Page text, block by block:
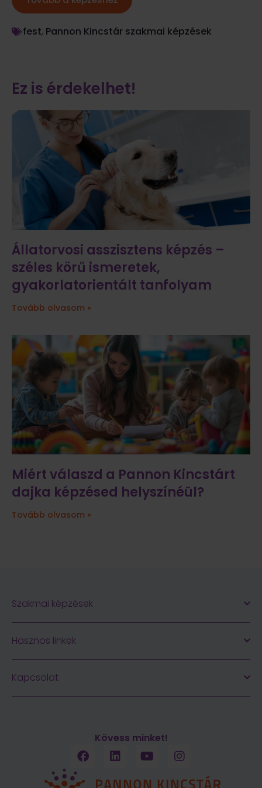
fest, Pannon Kincstár szakmai képzések
Ez is érdekelhet!
Állatorvosi asszisztens képzés –
széles körű ismeretek,
gyakorlatorientált tanfolyam
Tovább olvasom »
Miért válaszd a Pannon Kincstárt
dajka képzésed helyszínéül?
Tovább olvasom »
Szakmai képzések
Hasznos linkek
Kapcsolat
Kövess minket!